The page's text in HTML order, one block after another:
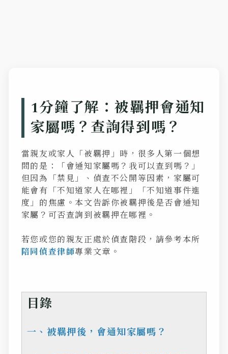
1分鐘了解：被羈押會通知
家屬嗎？查詢得到嗎？
當親友或家人「被羈押」時，很多人第一個想
問的是：「會通知家屬嗎？我可以查到嗎？」
但因為「禁見」、偵查不公開等因素，家屬可
能會有「不知道家人在哪裡」「不知道事件進
度」的焦慮。本文告訴你被羈押後是否會通知
家屬？可否查詢到被羈押在哪裡。
若您或您的親友正處於偵查階段，請參考本所
陪同偵查律師專業文章。
目錄
一、被羈押後，會通知家屬嗎？